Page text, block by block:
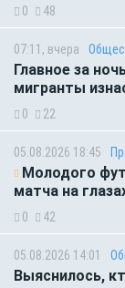
0 48
07:11, вчера
Главное за
мигранты
0 22
05.08.2026 18:45
Молодого
матча на
0 42
05.08.2026 14:01
Выяснилось,